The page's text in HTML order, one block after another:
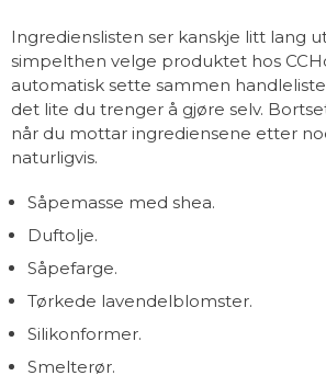
Ingredienslisten ser kanskje litt lang
simpelthen velge produktet hos
automatisk sette sammen
det lite du trenger å gjøre selv.
når du mottar ingrediensene etter
naturligvis.
Såpemasse med shea.
Duftolje.
Såpefarge.
Tørkede lavendelblomster.
Silikonformer.
Smelterør.